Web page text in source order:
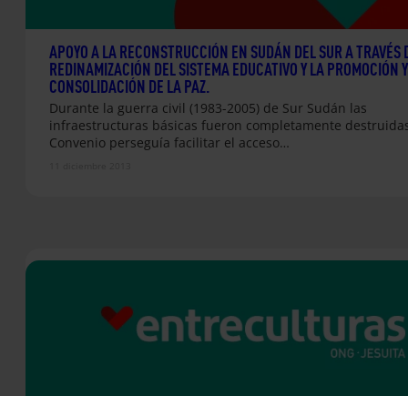
APOYO A LA RECONSTRUCCIÓN EN SUDÁN DEL SUR A TRAVÉS
REDINAMIZACIÓN DEL SISTEMA EDUCATIVO Y LA PROMOCIÓN Y
CONSOLIDACIÓN DE LA PAZ.
Durante la guerra civil (1983-2005) de Sur Sudán las
infraestructuras básicas fueron completamente
Convenio perseguía facilitar el acceso…